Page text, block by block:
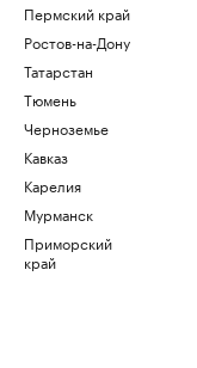
Пермский край
Ростов-на-Дону
Татарстан
Тюмень
Черноземье
Кавказ
Карелия
Мурманск
Приморский
край